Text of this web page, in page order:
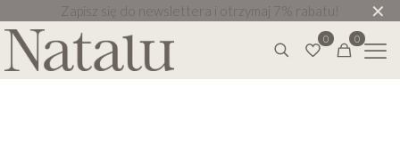
Zapisz się do newslettera i otrzymaj 7% rabatu! ✕
0 0